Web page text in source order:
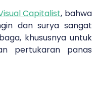
Capitalist, bahwa
dan surya sangat
khususnya untuk
pertukaran panas